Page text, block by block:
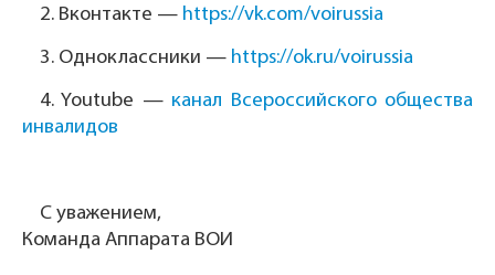
2. Вконтакте — https://vk.com/voirussia
3. Одноклассники — https://ok.ru/voirussia
4.Youtube — канал Всероссийского общества
инвалидов
С уважением,
Команда Аппарата ВОИ